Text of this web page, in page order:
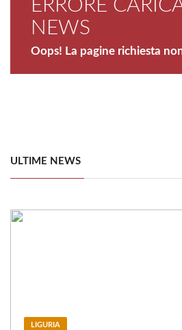
ERRORE
NEWS
Oops! La pagine richiesta
ULTIME NEWS
LIGURIA